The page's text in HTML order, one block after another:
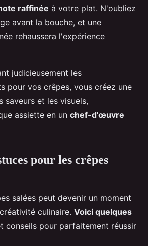
raffinée à votre plat. N'oubliez
avant la bouche, et une
rehaussera l'expérience
judicieusement les
pour vos crêpes, vous créez une
saveurs et les visuels,
assiette en un chef-d'œuvre
pour les crêpes
salées peut devenir un moment
culinaire. Voici quelques
conseils pour parfaitement réussir